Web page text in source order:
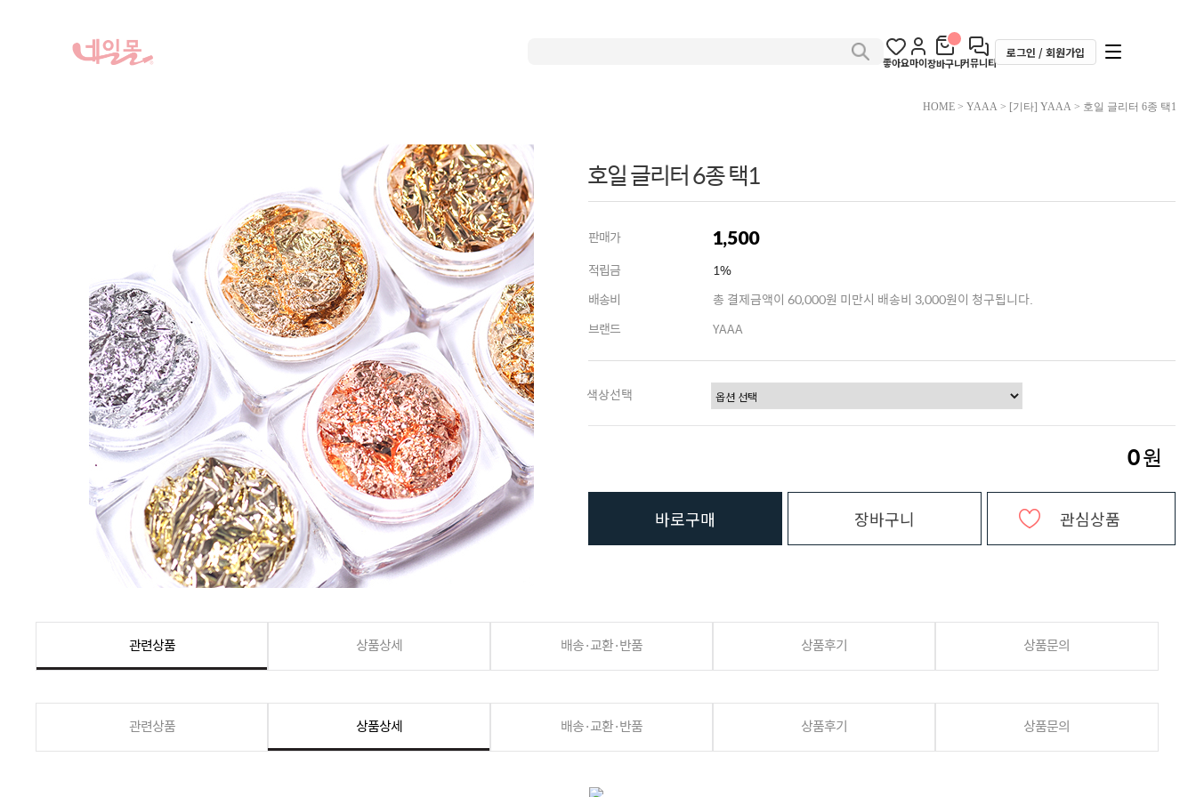
좋아요마이장바구니커뮤니티
로그인 / 회원가입
HOME> YAAA> [기타] YAAA> 호일 글리터 6종 택1
호일 글리터 6종 택1
판매가 1,500
적립금
1%
배송비
총 결제금액이 60,000원 미만시 배송비 3,000원이 청구됩니다.
브랜드
YAAA
색상선택
0원
바로구매 장바구니 관심상품
관련상품 상품상세 배송·교환·반품 상품후기 상품문의
관련상품 상품상세 배송·교환·반품 상품후기 상품문의